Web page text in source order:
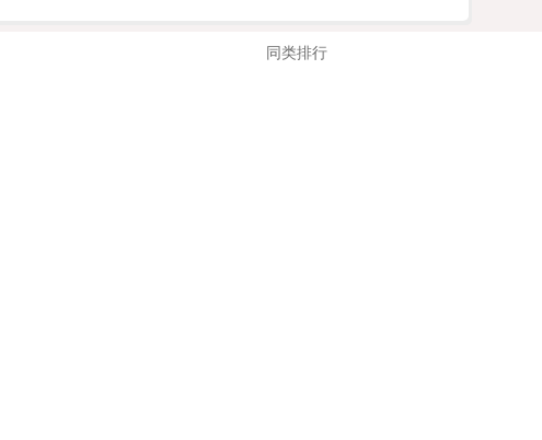
同类排行